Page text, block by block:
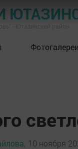
Фотогалереи
10 ноября